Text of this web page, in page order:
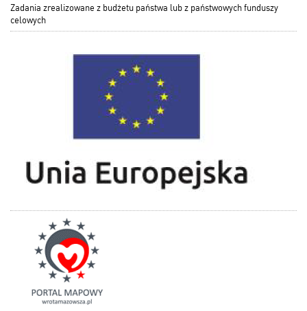
Zadania zrealizowane z budżetu państwa lub z państwowych funduszy
celowych